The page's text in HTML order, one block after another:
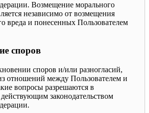
Возмещение морального
независимо от возмещения
вреда и понесенных Пользователем
споров
споров и/или разногласий,
отношений между Пользователем и
вопросы разрешаются в
действующим законодательством